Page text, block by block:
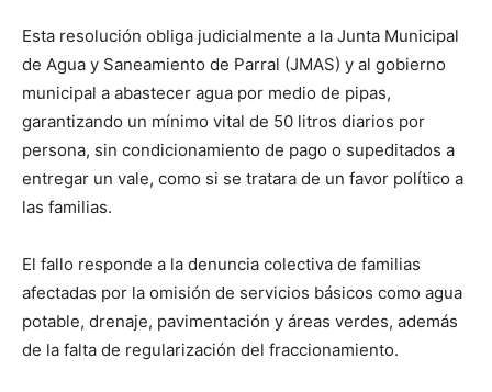
Esta resolución obliga judicialmente a la Junta Municipal
de Agua y Saneamiento de Parral (JMAS) y al gobierno
municipal a abastecer agua por medio de pipas,
garantizando un mínimo vital de 50 litros diarios por
persona, sin condicionamiento de pago o supeditados a
entregar un vale, como si se tratara de un favor político a
las familias.
El fallo responde a la denuncia colectiva de familias
afectadas por la omisión de servicios básicos como agua
potable, drenaje, pavimentación y áreas verdes, además
de la falta de regularización del fraccionamiento.